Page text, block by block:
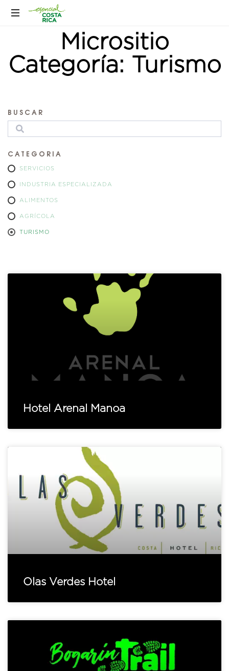
Micrositio
Categoría: Turismo
BUSCAR
CATEGORIA
SERVICIOS
INDUSTRIA ESPECIALIZADA
ALIMENTOS
AGRÍCOLA
TURISMO
Hotel Arenal Manoa
Olas Verdes Hotel